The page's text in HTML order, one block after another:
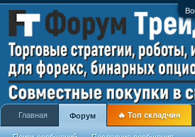
Главная Форум 🔥 Топ складчин